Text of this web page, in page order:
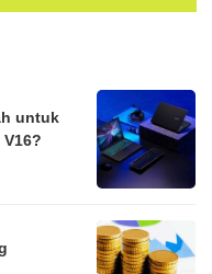
untuk